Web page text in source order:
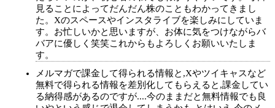
見ることによってだんだん株のこともわかってきまし
た。Xのスペースやインスタライブを楽しみにしていま
す。お忙しいかと思いますが、お体に気をつけながらバ
バアに優しく笑笑これからもよろしくお願いいたしま
す。
メルマガで課金して得られる情報と,Xやツイキャスなど
無料で得られる情報を差別化してもらえると,課金してい
る納得感があるのですが....今のままだと無料情報でも良